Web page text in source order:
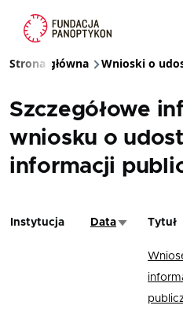
Ścieżka
Strona główna Wnioski o
Szczegółowe
wniosku o
informacji
Instytucja DataSortujTytuł